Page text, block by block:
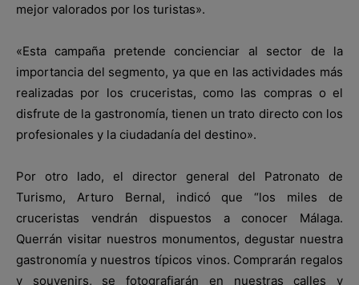
mejor valorados por los turistas».
«Esta campaña pretende concienciar al sector de la
importancia del segmento, ya que en las actividades más
realizadas por los cruceristas, como las compras o el
disfrute de la gastronomía, tienen un trato directo con los
profesionales y la ciudadanía del destino».
Por otro lado, el director general del Patronato de
Turismo, Arturo Bernal, indicó que “los miles de
cruceristas vendrán dispuestos a conocer Málaga.
Querrán visitar nuestros monumentos, degustar nuestra
gastronomía y nuestros típicos vinos. Comprarán regalos
y souvenirs, se fotografiarán en nuestras calles y